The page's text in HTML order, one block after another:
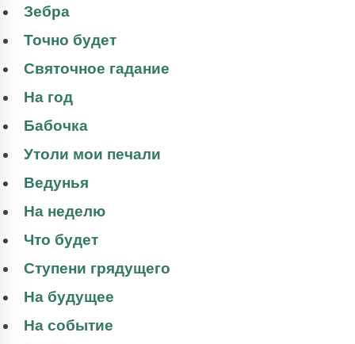
Зебра
Точно будет
Святочное гадание
На год
Бабочка
Утоли мои печали
Ведунья
На неделю
Что будет
Ступени грядущего
На будущее
На событие